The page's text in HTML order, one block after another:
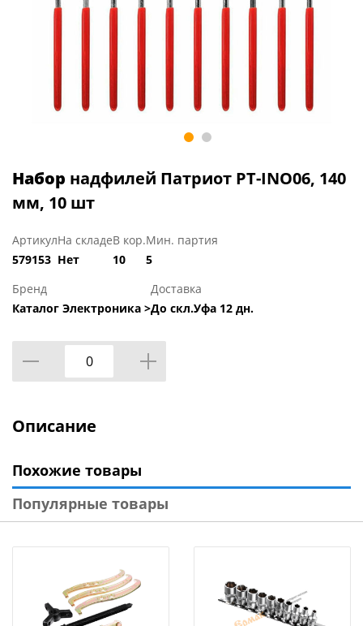
Набор надфилей Патриот PT-INO06, 140
мм, 10 шт
Артикул
579153
На складе
Нет
В кор.
10
Мин. партия
5
Бренд
Каталог Электроника >
Доставка
До скл.Уфа 12 дн.
Описание
Похожие товары
Популярные товары